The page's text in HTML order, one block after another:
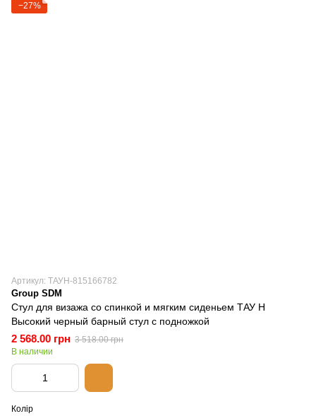
−27%
Артикул: ТАУН-815166782
Group SDM
Стул для визажа со спинкой и мягким сиденьем ТАУ Н
Высокий черный барный стул с подножкой
2 568.00 грн 3 518.00 грн
В наличии
Колір